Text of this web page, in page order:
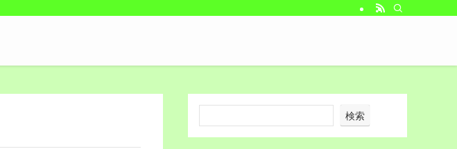
検索